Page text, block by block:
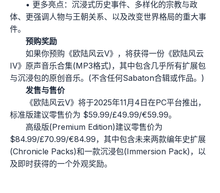
• 更多亮点：沉浸式历史事件、多样化的宗教与政
体、更强调人物与王朝关系、以及改变世界格局的重大事
件。
预购奖励
如果你预购《欧陆风云V》，将获得一份《欧陆风云
IV》原声音乐合集(MP3格式)，其中包含几乎所有扩展包
与沉浸包的原创音乐。(不含任何Sabaton合辑或作品。)
发售与售价
《欧陆风云V》将于2025年11月4日在PC平台推出，
标准版建议零售价为 $59.99/£49.99/€59.99。
高级版(Premium Edition)建议零售价为
$84.99/£70.99/€84.99，其中包含未来两款编年史扩展
(Chronicle Packs)和一款沉浸包(Immersion Pack)，以
及即时获得的一个外观奖励。